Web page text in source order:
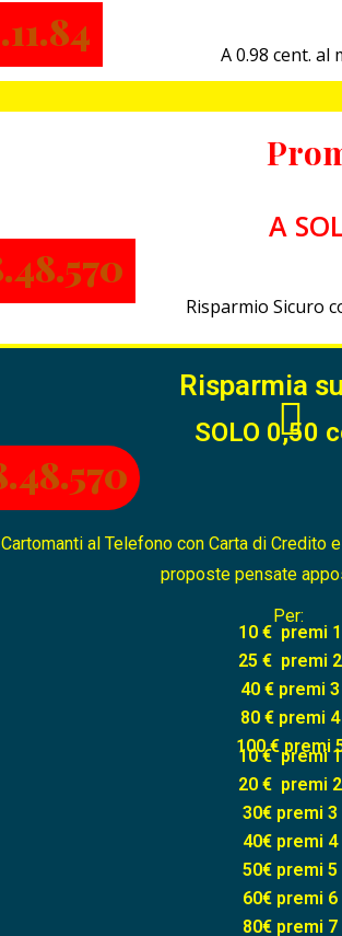
A 0.98 cent. al
A
Risparmio Sicuro
Risparmia
SOLO 0,50
al Telefono con Carta di
proposte pensate
Per:
10 € premi 1
25 € premi 2
40 € premi 3
80 € premi 4
100 € premi
10 € premi 1
20 € premi 2
30€ premi 3
40€ premi 4
50€ premi 5
60€ premi 6
80€ premi 7